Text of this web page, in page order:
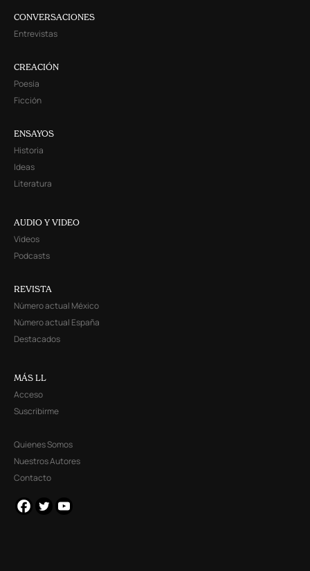
CONVERSACIONES
Entrevistas
CREACIÓN
Poesía
Ficción
ENSAYOS
Historia
Ideas
Literatura
AUDIO Y VIDEO
Videos
Podcasts
REVISTA
Número actual México
Número actual España
Destacados
MÁS LL
Acceso
Suscribirme
Quienes Somos
Nuestros Autores
Contacto